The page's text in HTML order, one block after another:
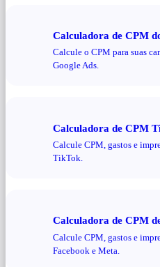
Calculadora de CPM
Calcule o CPM para suas
Google Ads.
Calculadora de CPM
Calcule CPM, gastos e
TikTok.
Calculadora de CPM
Calcule CPM, gastos e
Facebook e Meta.